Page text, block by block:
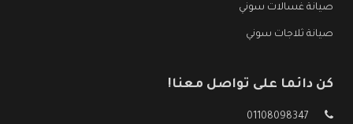
صيانة غسالات سوني
صيانة ثلاجات سوني
كن دائما على تواصل معنا!
01108098347